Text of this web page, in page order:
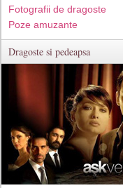
Fotografii de dragoste
Poze amuzante
Dragoste si pedeapsa